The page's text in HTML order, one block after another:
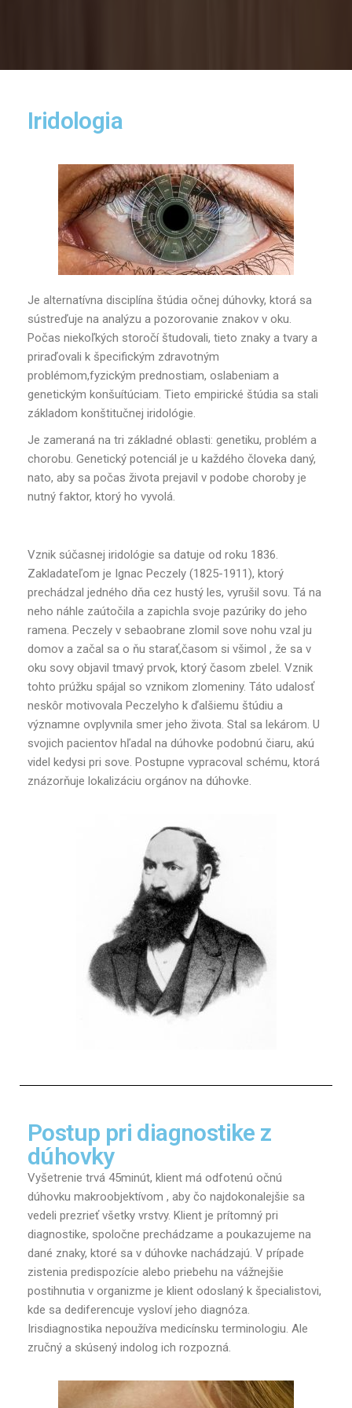
Iridologia
Je alternatívna disciplína štúdia očnej dúhovky, ktorá sa
sústreďuje na analýzu a pozorovanie znakov v oku.
Počas niekoľkých storočí študovali, tieto znaky a tvary a
priraďovali k špecifickým zdravotným
problémom,fyzickým prednostiam, oslabeniam a
genetickým konšuítúciam. Tieto empirické štúdia sa stali
základom konštitučnej iridológie.
Je zameraná na tri základné oblasti: genetiku, problém a
chorobu. Genetický potenciál je u každého človeka daný,
nato, aby sa počas života prejavil v podobe choroby je
nutný faktor, ktorý ho vyvolá.
Vznik súčasnej iridológie sa datuje od roku 1836.
Zakladateľom je Ignac Peczely (1825-1911), ktorý
prechádzal jedného dňa cez hustý les, vyrušil sovu. Tá na
neho náhle zaútočila a zapichla svoje pazúriky do jeho
ramena. Peczely v sebaobrane zlomil sove nohu vzal ju
domov a začal sa o ňu starať,časom si všimol , že sa v
oku sovy objavil tmavý prvok, ktorý časom zbelel. Vznik
tohto prúžku spájal so vznikom zlomeniny. Táto udalosť
neskôr motivovala Peczelyho k ďalšiemu štúdiu a
významne ovplyvnila smer jeho života. Stal sa lekárom. U
svojich pacientov hľadal na dúhovke podobnú čiaru, akú
videl kedysi pri sove. Postupne vypracoval schému, ktorá
znázorňuje lokalizáciu orgánov na dúhovke.
Postup pri diagnostike z
dúhovky
Vyšetrenie trvá 45minút, klient má odfotenú očnú
dúhovku makroobjektívom , aby čo najdokonalejšie sa
vedeli prezrieť všetky vrstvy. Klient je prítomný pri
diagnostike, spoločne prechádzame a poukazujeme na
dané znaky, ktoré sa v dúhovke nachádzajú. V prípade
zistenia predispozície alebo priebehu na vážnejšie
postihnutia v organizme je klient odoslaný k špecialistovi,
kde sa dediferencuje vysloví jeho diagnóza.
Irisdiagnostika nepoužíva medicínsku terminologiu. Ale
zručný a skúsený indolog ich rozpozná.